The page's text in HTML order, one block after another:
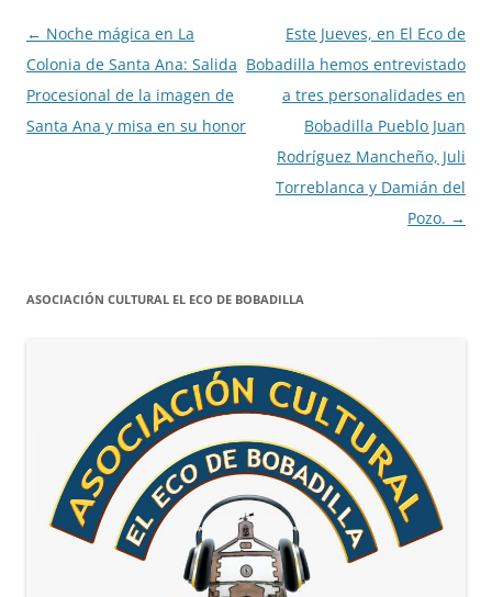
Navegación
de
entradas
← Noche mágica en La
Colonia de Santa Ana: Salida
Procesional de la imagen de
Santa Ana y misa en su honor
Este Jueves, en El Eco de
Bobadilla hemos entrevistado
a tres personalidades en
Bobadilla Pueblo Juan
Rodríguez Mancheño, Juli
Torreblanca y Damián del
Pozo. →
ASOCIACIÓN CULTURAL EL ECO DE BOBADILLA